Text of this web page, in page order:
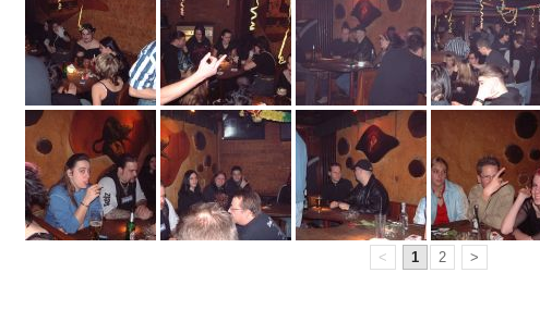
< 1 2 >